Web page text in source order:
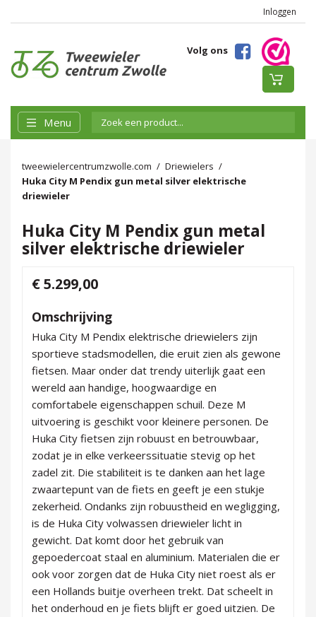
Inloggen
Volg ons
Menu
tweewielercentrumzwolle.com
Driewielers
Huka City M Pendix gun metal silver elektrische
driewieler
Huka City M Pendix gun metal
silver elektrische driewieler
€ 5.299,00
Omschrijving
Huka City M Pendix elektrische driewielers zijn
sportieve stadsmodellen, die eruit zien als gewone
fietsen. Maar onder dat trendy uiterlijk gaat een
wereld aan handige, hoogwaardige en
comfortabele eigenschappen schuil. Deze M
uitvoering is geschikt voor kleinere personen. De
Huka City fietsen zijn robuust en betrouwbaar,
zodat je in elke verkeerssituatie stevig op het
zadel zit. Die stabiliteit is te danken aan het lage
zwaartepunt van de fiets en geeft je een stukje
zekerheid. Ondanks zijn robuustheid en wegligging,
is de Huka City volwassen driewieler licht in
gewicht. Dat komt door het gebruik van
gepoedercoat staal en aluminium. Materialen die er
ook voor zorgen dat de Huka City niet roest als er
een Hollands buitje overheen trekt. Dat scheelt in
het onderhoud en je fiets blijft er goed uitzien. De